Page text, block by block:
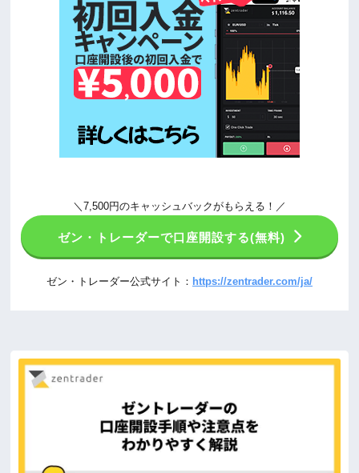
＼7,500円のキャッシュバックがもらえる！／
ゼン・トレーダーで口座開設する(無料)
ゼン・トレーダー公式サイト： https://zentrader.com/ja/